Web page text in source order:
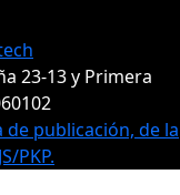
23-13 y Primera